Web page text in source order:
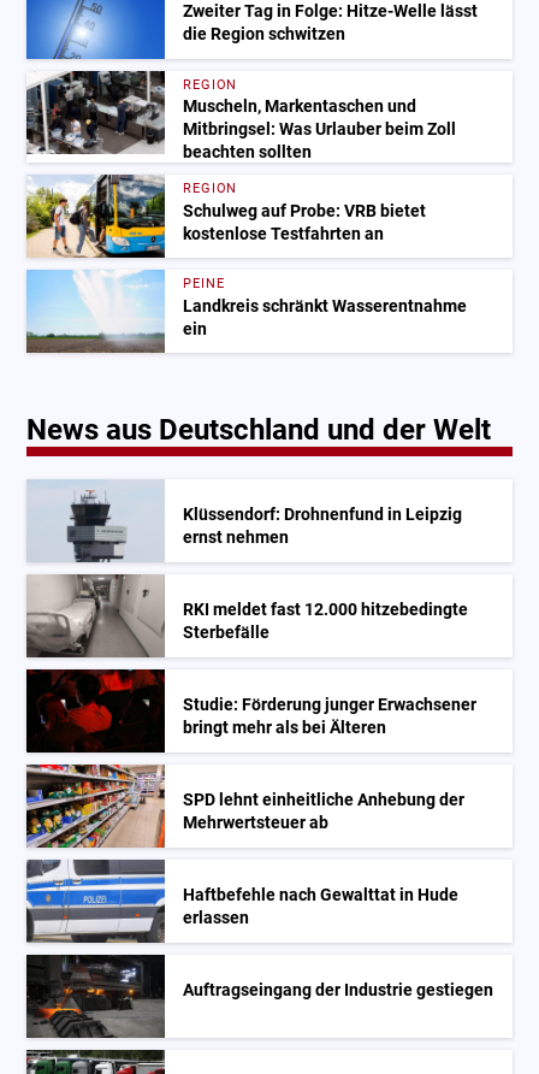
Zweiter Tag in Folge: Hitze-Welle lässt
die Region schwitzen
REGION
Muscheln, Markentaschen und
Mitbringsel: Was Urlauber beim Zoll
beachten sollten
REGION
Schulweg auf Probe: VRB bietet
kostenlose Testfahrten an
PEINE
Landkreis schränkt Wasserentnahme
ein
News aus Deutschland und der Welt
Klüssendorf: Drohnenfund in Leipzig
ernst nehmen
RKI meldet fast 12.000 hitzebedingte
Sterbefälle
Studie: Förderung junger Erwachsener
bringt mehr als bei Älteren
SPD lehnt einheitliche Anhebung der
Mehrwertsteuer ab
Haftbefehle nach Gewalttat in Hude
erlassen
Auftragseingang der Industrie gestiegen